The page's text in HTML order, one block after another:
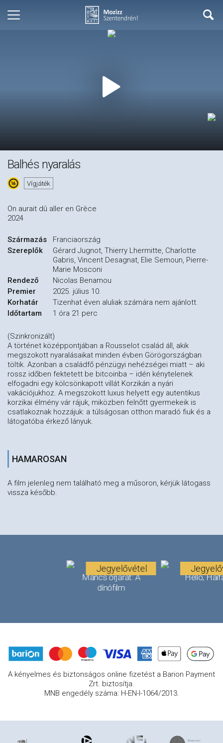
Balhés nyaralás
Vígjáték
On aurait dû aller en Grèce
2024
Származás
Franciaország
Szereplők
Gérard Jugnot, Thierry Lhermitte, Charlotte
Gabris, Vincent Desagnat, Elie Semoun, Pierre-
Marie Mosconi
Rendező
Nicolas Benamou
Premier
2025. július 10.
Korhatár
Tizenhat éven aluliak számára nem ajánlott.
Időtartam
1 óra 21 perc
(Szinkronizált)
A történet középpontjában a Rousselot család áll, akik
megszokott nyaralásaikat minden évben Görögországban
töltik. Azonban a családfő pénzügyi nehézségei miatt – aki
rossz időben fektetett be bitcoinba – idén kénytelenek
elfogadni egy kölcsönkapott villát Korzikán a nyári
vakációjukhoz. A megszokott luxus helyett egy autentikus
korzikai élmény vár rájuk, miközben felnőtt gyermekeik is
csatlakoznak hozzájuk: a túlságosan otthon maradó fiuk és a
látogatóba érkező lányuk.
HAMAROSAN
A film jelenleg nem található meg a műsoron, kérjük látogass
vissza később.
Mancs őrjárat: A
dínófilm
Jegyelővétel
Helló,
A kényelmes és biztonságos online fizetést a Barion Payment
Zrt. biztosítja.
MNB engedély száma: H-EN-I-1064/2013.